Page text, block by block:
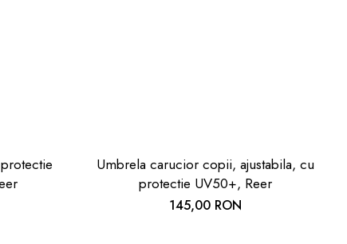
Umbrela carucior copii, ajustabila, cu
protectie UV50+, Reer
145,00 RON